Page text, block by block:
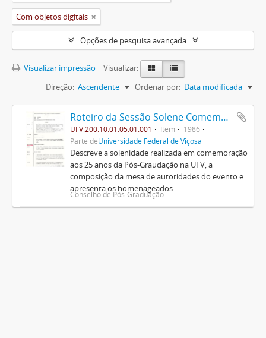
Com objetos digitais
Opções de pesquisa avançada
Visualizar impressão
Visualizar:
Ordenar por: Data modificada
Direção: Ascendente
Roteiro da Sessão Solene Comemorativa do Jubileu de Prata da Pós-Graduação na U.F.V.
UFV.200.10.01.05.01.001 Item
1986
Parte deUniversidade Federal de Viçosa
Descreve a solenidade realizada em comemoração
aos 25 anos da Pós-Graudação na UFV, a
composição da mesa de autoridades do evento e
apresenta os homenageados.
Conselho de Pós-Graduação